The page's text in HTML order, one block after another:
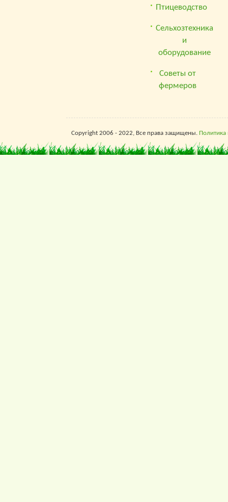
Птицеводство
Сельхозтехника
и
оборудование
Советы от
фермеров
Copyright 2006 - 2022, Все права защищены. Политика